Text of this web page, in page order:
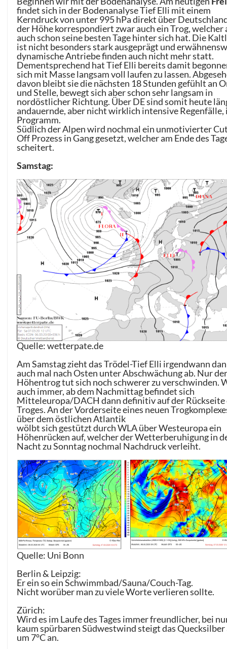
findet sich in der Bodenanalyse Tief Elli mit einem
Kerndruck von unter 995 hPa direkt über
der Höhe korrespondiert zwar auch ein Trog, welcher
auch schon seine besten Tage hinter sich hat. Die
ist nicht besonders stark ausgeprägt und
dynamische Antriebe finden auch nicht mehr statt.
Dementsprechend hat Tief Elli bereits damit
sich mit Masse langsam voll laufen zu lassen.
davon bleibt sie die nächsten 18 Stunden gefühlt an
und Stelle, bewegt sich aber schon sehr langsam in
nordöstlicher Richtung. Über DE sind somit heute
andauernde, aber nicht wirklich intensive Regenfälle,
Programm.
Südlich der Alpen wird nochmal ein unmotivierter
Off Prozess in Gang gesetzt, welcher am Ende des
scheitert.
Samstag:
Quelle: wetterpate.de
Am Samstag zieht das Trödel-Tief Elli irgendwann
auch mal nach Osten unter Abschwächung ab. Nur
Höhentrog tut sich noch schwerer zu verschwinden.
auch immer, ab dem Nachmittag befindet sich
Mitteleuropa/DACH dann definitiv auf der Rückseite
Troges. An der Vorderseite eines neuen
über dem östlichen Atlantik
wölbt sich gestützt durch WLA über Westeuropa ein
Höhenrücken auf, welcher der Wetterberuhigung in
Nacht zu Sonntag nochmal Nachdruck verleiht.
Quelle: Uni Bonn
Berlin & Leipzig:
Er ein so ein Schwimmbad/Sauna/Couch-Tag.
Nicht worüber man zu viele Worte verlieren sollte.
Zürich:
Wird es im Laufe des Tages immer freundlicher, bei
kaum spürbaren Südwestwind steigt das Quecksilber
um 7°C an.